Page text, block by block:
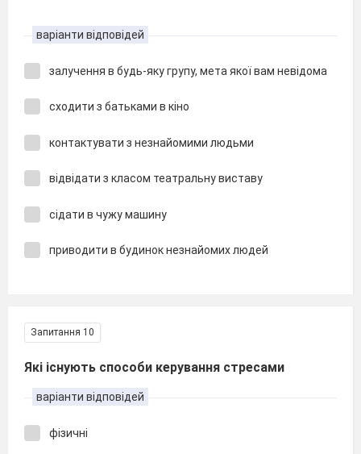
варіанти відповідей
залучення в будь-яку групу, мета якої вам невідома
сходити з батьками в кіно
контактувати з незнайомими людьми
відвідати з класом театральну виставу
сідати в чужу машину
приводити в будинок незнайомих людей
Запитання 10
Які існують способи керування стресами
варіанти відповідей
фізичні